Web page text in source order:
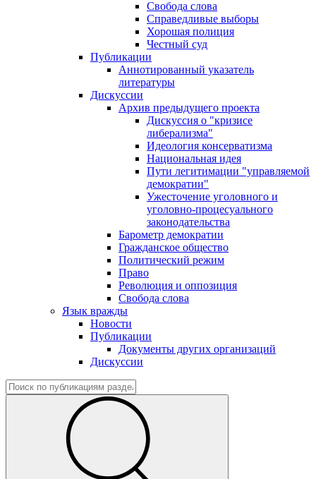
Свобода слова
Справедливые выборы
Хорошая полиция
Честный суд
Публикации
Аннотированный указатель
литературы
Дискуссии
Архив предыдущего проекта
Дискуссия о "кризисе
либерализма"
Идеология консерватизма
Национальная идея
Пути легитимации "управляемой
демократии"
Ужесточение уголовного и
уголовно-процесуального
законодательства
Барометр демократии
Гражданское общество
Политический режим
Право
Революция и оппозиция
Свобода слова
Язык вражды
Новости
Публикации
Документы других организаций
Дискуссии